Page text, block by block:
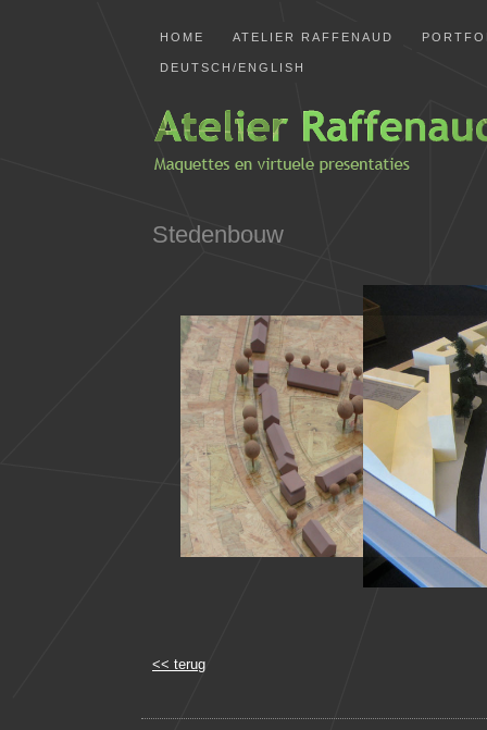
HOME ATELIER RAFFENAUD
DEUTSCH/ENGLISH
Stedenbouw
<< terug